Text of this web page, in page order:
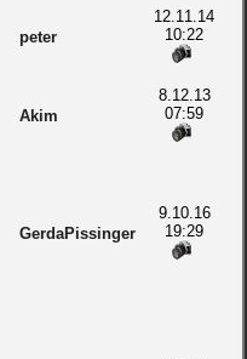
peter
12.11.14
10:22
Akim
8.12.13
07:59
GerdaPissinger
9.10.16
19:29